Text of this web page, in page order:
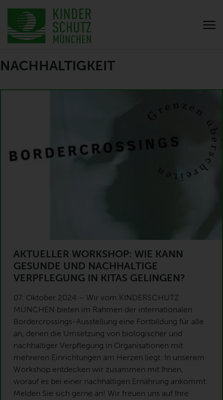
NACHHALTIGKEIT
AKTUELLER WORKSHOP: WIE KANN
GESUNDE UND NACHHALTIGE
VERPFLEGUNG IN KITAS GELINGEN?
07. Oktober 2024 – Wir vom KINDERSCHUTZ
MÜNCHEN bieten im Rahmen der internationalen
Bordercrossings-Ausstellung eine Fortbildung für alle
an, denen die Umsetzung von biologischer und
nachhaltiger Verpflegung in Organisationen mit
mehreren Einrichtungen am Herzen liegt. In unserem
Workshop entdecken wir zusammen mit Ihnen,
worauf es bei einer nachhaltigen Ernährung ankommt.
Melden Sie sich gerne an! Wir freuen uns auf Ihre